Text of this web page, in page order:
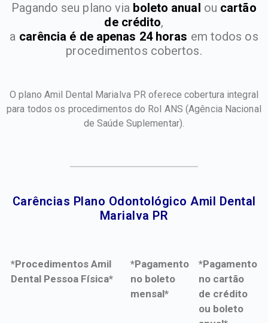
Pagando seu plano via boleto anual ou cartão
de crédito,
a carência é de apenas 24 horas em todos os
procedimentos cobertos.
O plano Amil Dental Marialva PR oferece cobertura integral
para todos os procedimentos do Rol ANS(Agência Nacional
de Saúde Suplementar).
Carências Plano Odontológico Amil Dental
Marialva PR​
*Procedimentos Amil
Dental Pessoa Física*
*Pagamento
no boleto
mensal*
*Pagamento
no cartão
de crédito
ou boleto